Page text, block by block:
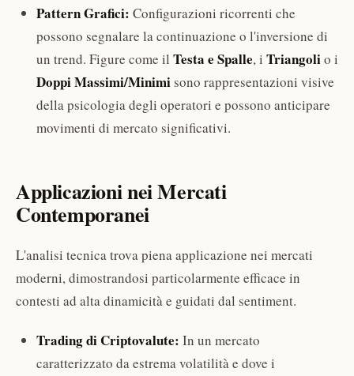
Pattern Grafici: Configurazioni ricorrenti che
possono segnalare la continuazione o l'inversione di
un trend. Figure come il Testa e Spalle, i Triangolio i
Doppi Massimi/Minimisono rappresentazioni visive
della psicologia degli operatori e possono anticipare
movimenti di mercato significativi.
Applicazioni nei Mercati
Contemporanei
L'analisi tecnica trova piena applicazione nei mercati
moderni, dimostrandosi particolarmente efficace in
contesti ad alta dinamicità e guidati dal sentiment.
Trading di Criptovalute: In un mercato
caratterizzato da estrema volatilità e dove i